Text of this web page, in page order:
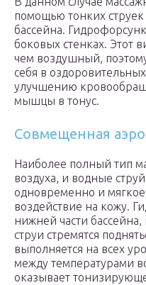
помощью тонких
бассейна.
боковых стенках. Этот
чем воздушный,
себя в
улучшению
мышцы в тонус.
Совмещенная
Наиболее полный тип
воздуха, и водные
одновременно и
воздействие на кожу.
нижней части
струи стремятся
выполняется на всех
между температурами
оказывает